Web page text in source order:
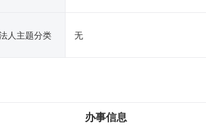
人主题分类 无
办事信息